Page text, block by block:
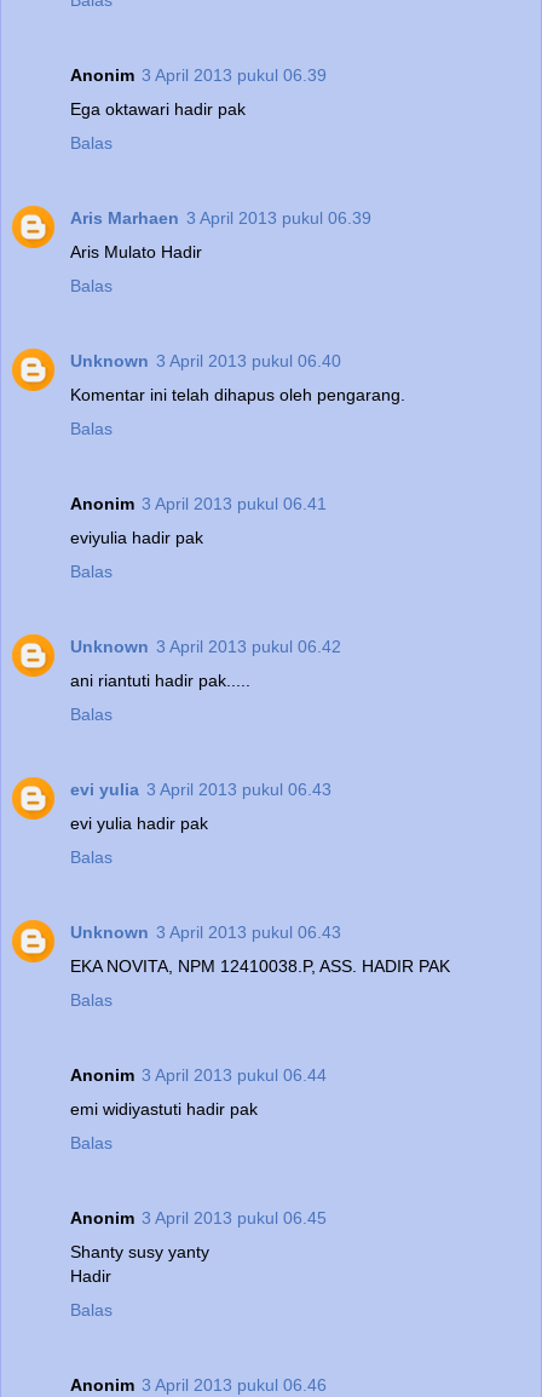
Anonim 3 April 2013 pukul 06.39
Ega oktawari hadir pak
Balas
Aris Marhaen 3 April 2013 pukul 06.39
Aris Mulato Hadir
Balas
Unknown 3 April 2013 pukul 06.40
Komentar ini telah dihapus oleh pengarang.
Balas
Anonim 3 April 2013 pukul 06.41
eviyulia hadir pak
Balas
Unknown 3 April 2013 pukul 06.42
ani riantuti hadir pak.....
Balas
evi yulia 3 April 2013 pukul 06.43
evi yulia hadir pak
Balas
Unknown 3 April 2013 pukul 06.43
EKA NOVITA, NPM 12410038.P, ASS. HADIR PAK
Balas
Anonim 3 April 2013 pukul 06.44
emi widiyastuti hadir pak
Balas
Anonim 3 April 2013 pukul 06.45
Shanty susy yanty
Hadir
Balas
Anonim 3 April 2013 pukul 06.46